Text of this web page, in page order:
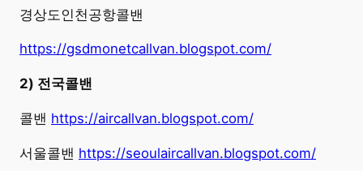
경상도인천공항콜밴
https://gsdmonetcallvan.blogspot.com/
2) 전국콜밴
콜밴 https://aircallvan.blogspot.com/
서울콜밴 https://seoulaircallvan.blogspot.com/